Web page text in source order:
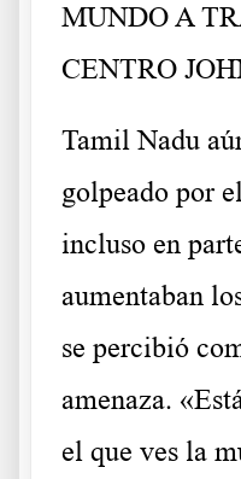
MUNDO A
CENTRO
Tamil Nadu
golpeado por
incluso en
aumentaban
se percibió
amenaza.
el que ves la